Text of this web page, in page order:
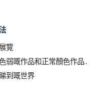
覽
弱嘅作品和正常顏色作品..
到嘅世界